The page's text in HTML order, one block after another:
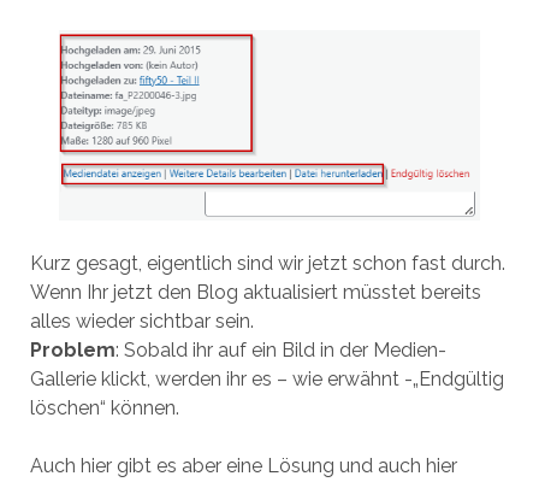
Kurz gesagt, eigentlich sind wir jetzt schon fast durch.
Wenn Ihr jetzt den Blog aktualisiert müsstet bereits
alles wieder sichtbar sein.
Problem: Sobald ihr auf ein Bild in der Medien-
Gallerie klickt, werden ihr es – wie erwähnt -„Endgültig
löschen“ können.
Auch hier gibt es aber eine Lösung und auch hier